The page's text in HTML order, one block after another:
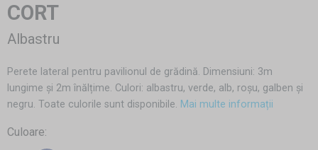
CORT
Albastru
Perete lateral pentru pavilionul de grădină. Dimensiuni: 3m
lungime și 2m înălțime. Culori: albastru, verde, alb, roșu, galben și
negru. Toate culorile sunt disponibile. Mai multe informații
Culoare: